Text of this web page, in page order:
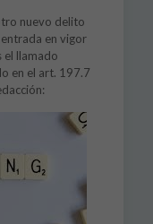
nuevo delito
en vigor
el llamado
en el art. 197.7